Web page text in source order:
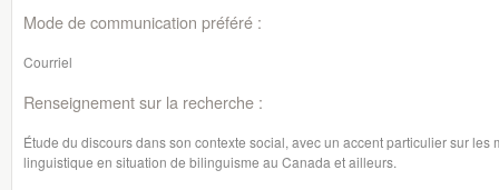
Mode de communication préféré :
Courriel
Renseignement sur la recherche :
Étude du discours dans son contexte social, avec un accent particulier sur
linguistique en situation de bilinguisme au Canada et ailleurs.